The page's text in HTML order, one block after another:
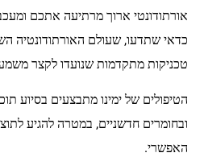
אורתודונטי ארוך מרתיעה אתכם
כדאי שתדעו, שעולם האורתודונטיה
טכניקות מתקדמות שנועדו לקצר
הטיפולים של ימינו מתבצעים בסיוע
ובחומרים חדשניים, במטרה להגיע
האפשרי.